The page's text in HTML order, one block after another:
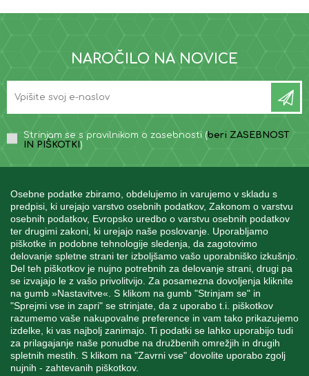
Osebne podatke zbiramo, obdelujemo in varujemo v skladu s
predpisi, ki urejajo varstvo osebnih podatkov, Zakonom o varstvu
osebnih podatkov, Evropsko uredbo o varstvu osebnih podatkov
ter drugimi zakoni, ki urejajo naše poslovanje. Uporabljamo
piškotke in podobne tehnologije sledenja, da zagotovimo
delovanje spletne strani ter izboljšamo vašo uporabniško izkušnjo.
Del teh piškotkov je nujno potrebnih za delovanje strani, drugi pa
se izvajajo le z vašo privolitvijo. Za posamezna dovoljenja kliknite
na gumb »Nastavitve«. S klikom na gumb "Strinjam se" in
"Sprejmi vse in zapri" se strinjate, da z uporabo t.i. piškotkov
razumemo vaše nakupovalne preference in vam tako prikazujemo
izdelke, ki vas najbolj zanimajo. Ti podatki se lahko uporabijo tudi
za prilagajanje naše ponudbe na družbenih omrežjih in drugih
spletnih mestih. S klikom na "Zavrni vse" dovolite uporabo zgolj
nujnih - zahtevanih piškotkov.
NAROČILO NA NOVICE
Strinjam se s pravilnikom o zasebnosti (beri ZASEBNOST
IN PIŠKOTKI )
INFORMACIJE
MOJ RAČUN
STORITEV ZA STRANKE
SPREMLJAJTE NAS